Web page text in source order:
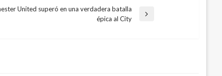
United superó en una verdadera batalla
épica al City